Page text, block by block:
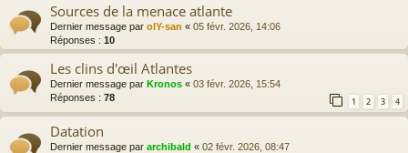
Sources de la menace atlante
Dernier message par olY-san « 05 févr. 2026, 14:06
Réponses : 10
Les clins d'œil Atlantes
Dernier message par Kronos « 03 févr. 2026, 15:54
Réponses : 78 1 2 3 4
Datation
Dernier message par archibald « 02 févr. 2026, 08:47